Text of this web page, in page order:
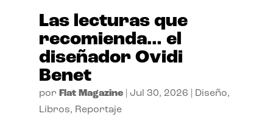
Las lecturas que
recomienda… el
diseñador Ovidi
Benet
por Flat Magazine| Jul 30, 2026 Diseño,
Libros, Reportaje